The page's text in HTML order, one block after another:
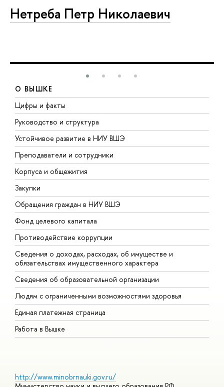
Нетреба Петр Николаевич
О ВЫШКЕ
Цифры и факты
Руководство и структура
Устойчивое развитие в НИУ ВШЭ
Преподаватели и сотрудники
Корпуса и общежития
Закупки
Обращения граждан в НИУ ВШЭ
Фонд целевого капитала
Противодействие коррупции
Сведения о доходах, расходах, об имуществе и
обязательствах имущественного характера
Сведения об образовательной организации
Людям с ограниченными возможностями здоровья
Единая платежная страница
Работа в Вышке
http://www.minobrnauki.gov.ru/